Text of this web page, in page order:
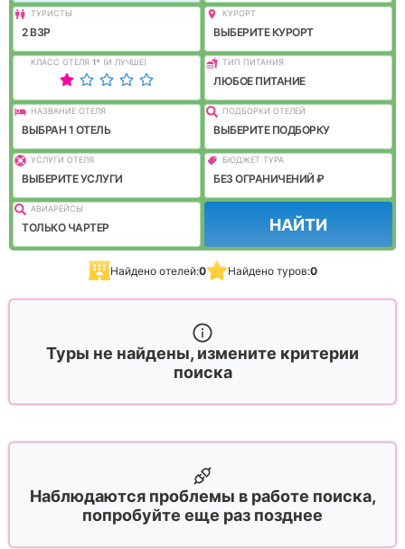
ТУРИСТЫ
2 ВЗР
КУРОРТ
ВЫБЕРИТЕ КУРОРТ
КЛАСС ОТЕЛЯ 1* (И ЛУЧШЕ) ТИП ПИТАНИЯ
ЛЮБОЕ ПИТАНИЕ
НАЗВАНИЕ ОТЕЛЯ
ВЫБРАН 1 ОТЕЛЬ
ПОДБОРКИ ОТЕЛЕЙ
ВЫБЕРИТЕ ПОДБОРКУ
УСЛУГИ ОТЕЛЯ
ВЫБЕРИТЕ УСЛУГИ
БЮДЖЕТ ТУРА
БЕЗ ОГРАНИЧЕНИЙ ₽
АВИАРЕЙСЫ
ТОЛЬКО ЧАРТЕР НАЙТИ
Найдено отелей:0 Найдено туров:0
Туры не найдены, измените критерии
поиска
Наблюдаются проблемы в работе поиска,
попробуйте еще раз позднее